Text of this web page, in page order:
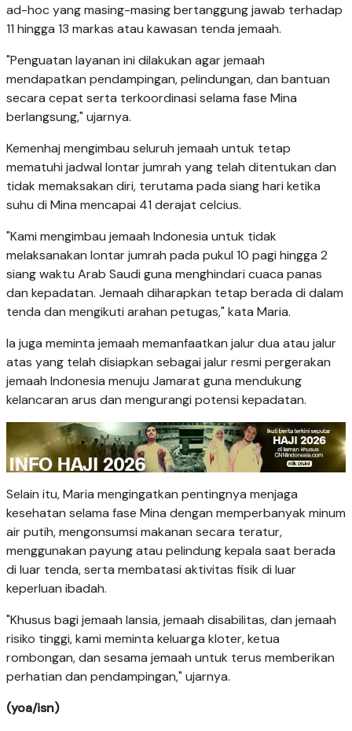
ad-hoc yang masing-masing bertanggung jawab terhadap
11 hingga 13 markas atau kawasan tenda jemaah.
"Penguatan layanan ini dilakukan agar jemaah
mendapatkan pendampingan, pelindungan, dan bantuan
secara cepat serta terkoordinasi selama fase Mina
berlangsung," ujarnya.
Kemenhaj mengimbau seluruh jemaah untuk tetap
mematuhi jadwal lontar jumrah yang telah ditentukan dan
tidak memaksakan diri, terutama pada siang hari ketika
suhu di Mina mencapai 41 derajat celcius.
"Kami mengimbau jemaah Indonesia untuk tidak
melaksanakan lontar jumrah pada pukul 10 pagi hingga 2
siang waktu Arab Saudi guna menghindari cuaca panas
dan kepadatan. Jemaah diharapkan tetap berada di dalam
tenda dan mengikuti arahan petugas," kata Maria.
Ia juga meminta jemaah memanfaatkan jalur dua atau jalur
atas yang telah disiapkan sebagai jalur resmi pergerakan
jemaah Indonesia menuju Jamarat guna mendukung
kelancaran arus dan mengurangi potensi kepadatan.
Selain itu, Maria mengingatkan pentingnya menjaga
kesehatan selama fase Mina dengan memperbanyak minum
air putih, mengonsumsi makanan secara teratur,
menggunakan payung atau pelindung kepala saat berada
di luar tenda, serta membatasi aktivitas fisik di luar
keperluan ibadah.
"Khusus bagi jemaah lansia, jemaah disabilitas, dan jemaah
risiko tinggi, kami meminta keluarga kloter, ketua
rombongan, dan sesama jemaah untuk terus memberikan
perhatian dan pendampingan," ujarnya.
(yoa/isn)